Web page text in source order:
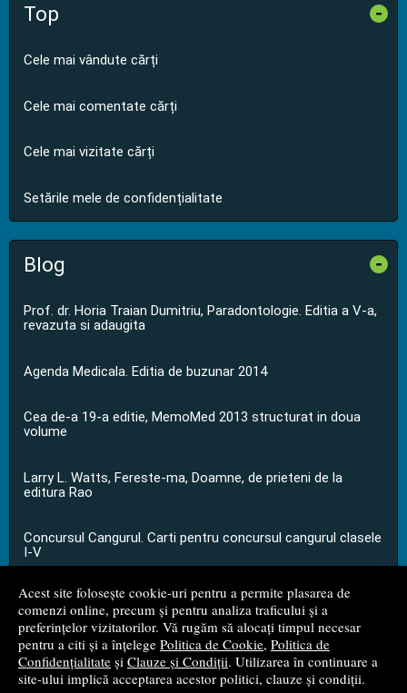
Acest site folosește cookie-uri pentru a permite plasarea de
comenzi online, precum și pentru analiza traficului și a
preferințelor vizitatorilor. Vă rugăm să alocați timpul necesar
pentru a citi și a înțelege Politica de Cookie, Politica de
Confidențialitate și Clauze și Condiții. Utilizarea în continuare a
site-ului implică acceptarea acestor politici, clauze și condiții.
Top -
Cele mai vândute cărți
Cele mai comentate cărți
Cele mai vizitate cărți
Setările mele de confidențialitate
Blog -
Prof. dr. Horia Traian Dumitriu, Paradontologie. Editia a V-a,
revazuta si adaugita
Agenda Medicala. Editia de buzunar 2014
Cea de-a 19-a editie, MemoMed 2013 structurat in doua
volume
Larry L. Watts, Fereste-ma, Doamne, de prieteni de la
editura Rao
Concursul Cangurul. Carti pentru concursul cangurul clasele
I-V
...toate știrile
© 2008 - 2026S.C. M.G. Net Distribution S.R.L.
Magazin onlinecreat deVital Soft